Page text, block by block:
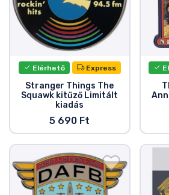
Elérhető Express
Stranger Things The
Squawk kitűző Limitált
kiadás
5 690 Ft